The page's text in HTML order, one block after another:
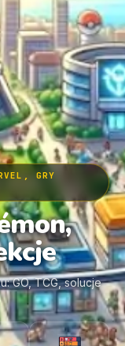
GRY
GO, TCG, solucje